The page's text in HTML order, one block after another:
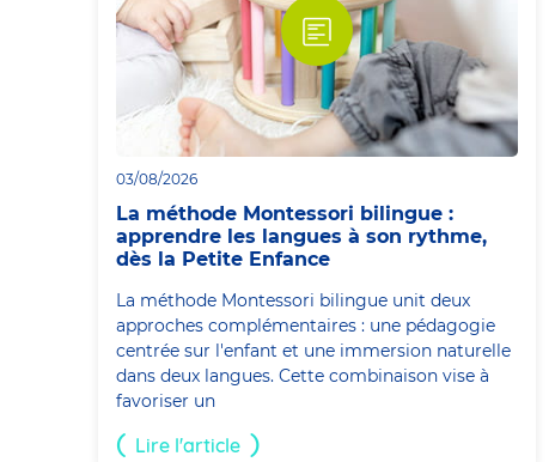
03/08/2026
La méthode Montessori bilingue :
apprendre les langues à son rythme,
dès la Petite Enfance
La méthode Montessori bilingue unit deux
approches complémentaires : une pédagogie
centrée sur l'enfant et une immersion naturelle
dans deux langues. Cette combinaison vise à
favoriser un
Lire l'article